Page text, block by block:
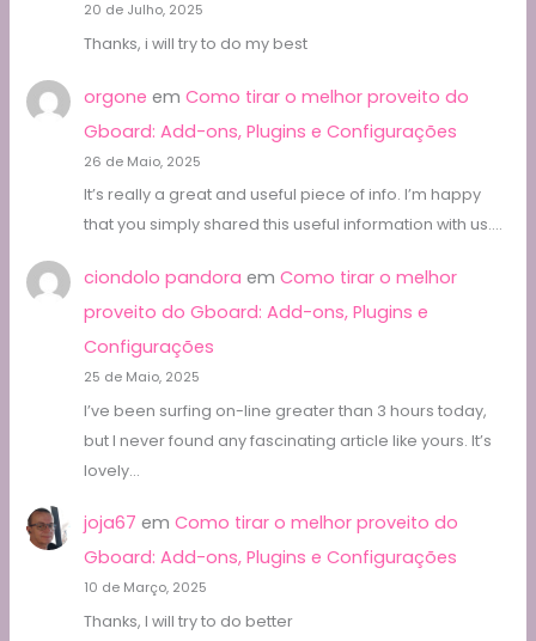
20 de Julho, 2025
Thanks, i will try to do my best
orgone em Como tirar o melhor proveito do
Gboard: Add-ons, Plugins e Configurações
26 de Maio, 2025
It’s really a great and useful piece of info. I’m happy
that you simply shared this useful information with us.…
ciondolo pandora em Como tirar o melhor
proveito do Gboard: Add-ons, Plugins e
Configurações
25 de Maio, 2025
I’ve been surfing on-line greater than 3 hours today,
but I never found any fascinating article like yours. It’s
lovely…
joja67 em Como tirar o melhor proveito do
Gboard: Add-ons, Plugins e Configurações
10 de Março, 2025
Thanks, I will try to do better